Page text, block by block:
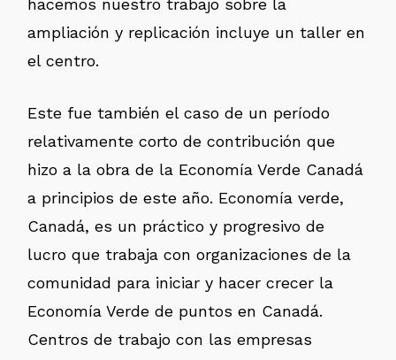
hacemos nuestro trabajo sobre la
ampliación y replicación incluye un taller en
el centro.
Este fue también el caso de un período
relativamente corto de contribución que
hizo a la obra de la Economía Verde Canadá
a principios de este año. Economía verde,
Canadá, es un práctico y progresivo de
lucro que trabaja con organizaciones de la
comunidad para iniciar y hacer crecer la
Economía Verde de puntos en Canadá.
Centros de trabajo con las empresas